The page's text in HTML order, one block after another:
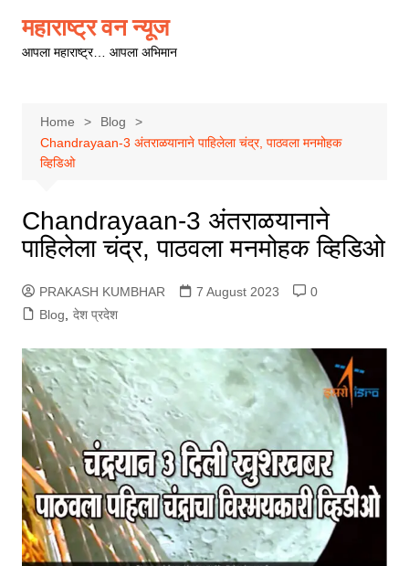
content
महाराष्ट्र वन न्यूज
आपला महाराष्ट्र… आपला अभिमान
Home
Blog
Chandrayaan-3 अंतराळयानाने पाहिलेला चंद्र, पाठवला मनमोहक
व्हिडिओ
Chandrayaan-3 अंतराळयानाने
पाहिलेला चंद्र, पाठवला मनमोहक व्हिडिओ
PRAKASH KUMBHAR 7 August 2023
0
Blog
देश प्रदेश